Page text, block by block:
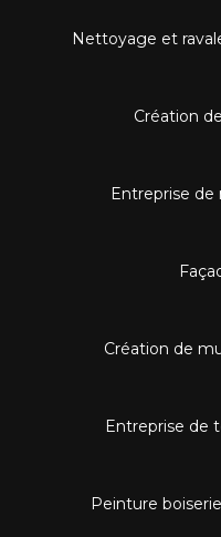
Nettoyage et
Création
Entreprise de
Création de
Entreprise de
Peinture